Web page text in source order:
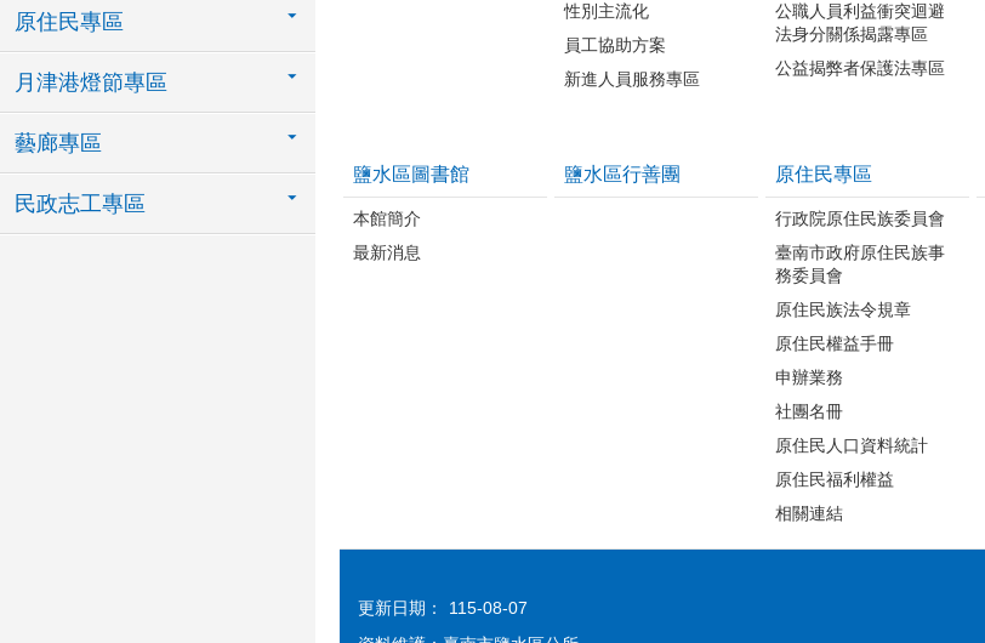
原住民專區
月津港燈節專區
藝廊專區
民政志工專區
性別主流化
員工協助方案
新進人員服務專區
公職人員利益衝突迴避
法身分關係揭露專區
公益揭弊者保護法專區
鹽水區圖書館
本館簡介
最新消息
鹽水區行善團 原住民專區
行政院原住民族委員會
臺南市政府原住民族事
務委員會
原住民族法令規章
原住民權益手冊
申辦業務
社團名冊
原住民人口資料統計
原住民福利權益
相關連結
更新日期：
115-08-07